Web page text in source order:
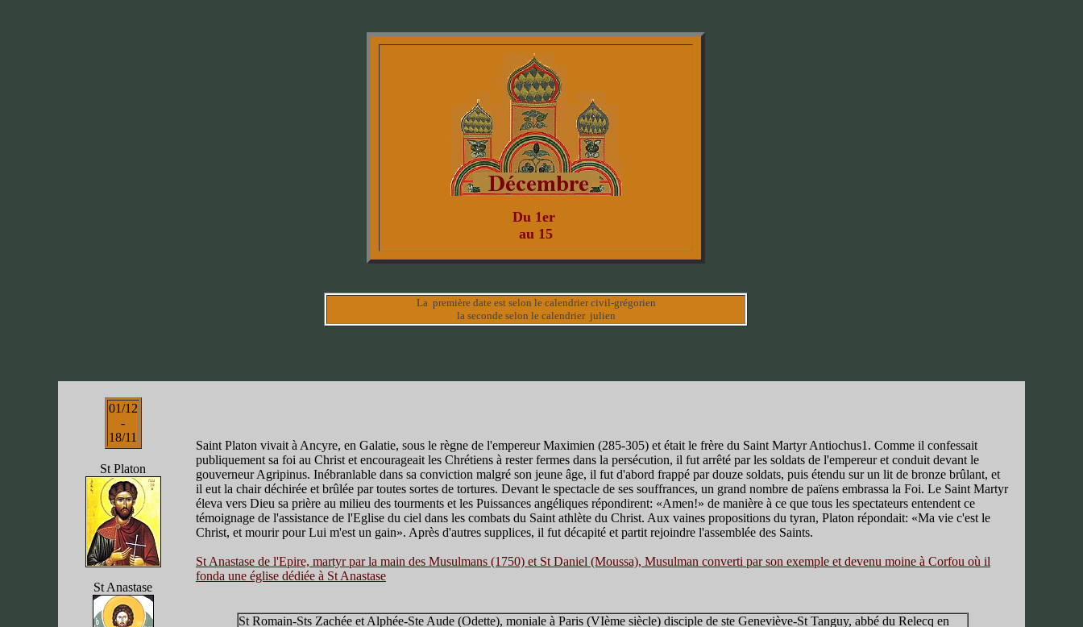
Du 1er
au 15
La première date est selon le calendrier civil-grégorien
la seconde selon le calendrier julien
01/12
-
18/11
St Platon
St Anastase
Saint Platon vivait à Ancyre, en Galatie, sous le règne de l'empereur Maximien (285-305) et était le frère du Saint Martyr Antiochus1. Comme il confessait
publiquement sa foi au Christ et encourageait les Chrétiens à rester fermes dans la persécution, il fut arrêté par les soldats de l'empereur et conduit devant le
gouverneur Agripinus. Inébranlable dans sa conviction malgré son jeune âge, il fut d'abord frappé par douze soldats, puis étendu sur un lit de bronze brûlant, et
il eut la chair déchirée et brûlée par toutes sortes de tortures. Devant le spectacle de ses souffrances, un grand nombre de païens embrassa la Foi. Le Saint Martyr
éleva vers Dieu sa prière au milieu des tourments et les Puissances angéliques répondirent: «Amen!» de manière à ce que tous les spectateurs entendent ce
témoignage de l'assistance de l'Eglise du ciel dans les combats du Saint athlète du Christ. Aux vaines propositions du tyran, Platon répondait: «Ma vie c'est le
Christ, et mourir pour Lui m'est un gain». Après d'autres supplices, il fut décapité et partit rejoindre l'assemblée des Saints.
St Anastase de l'Epire, martyr par la main des Musulmans (1750) et St Daniel (Moussa), Musulman converti par son exemple et devenu moine à Corfou où il
fonda une église dédiée à St Anastase
St Romain-Sts Zachée et Alphée-Ste Aude (Odette), moniale à Paris (VIème siècle) disciple de ste Geneviève-St Tanguy, abbé du Relecq en